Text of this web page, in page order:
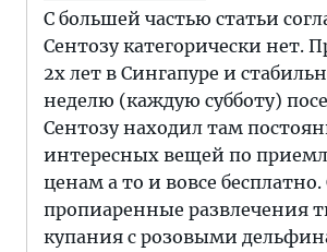
С большей частью статьи
Сентозу категорически нет.
2х лет в Сингапуре и
неделю (каждую субботу)
Сентозу находил там
интересных вещей по
ценам а то и вовсе бесплатно.
пропиаренные развлечения
купания с розовыми